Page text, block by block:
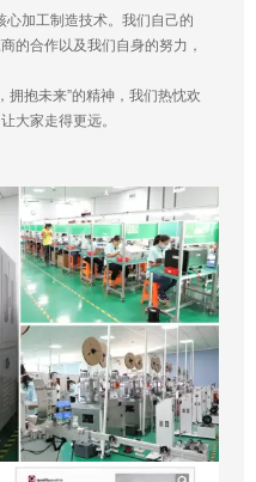
加工制造技术。我们自己的
的合作以及我们自身的努力，
拥抱未来”的精神，我们热忱欢
大家走得更远。